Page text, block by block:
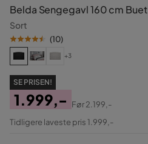
Belda Sengegavl 160 cm Buet
Sort
(10)
+3
SE PRISEN!
Pris
1.999,-
Original
Før2.199,-
Tidligere laveste pris 1.999,-